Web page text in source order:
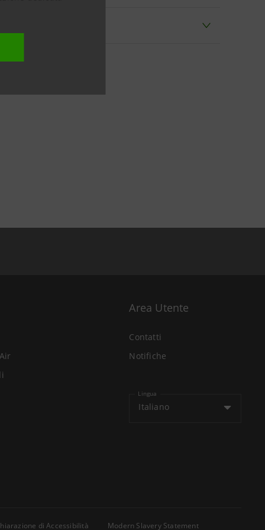
Area Utente
Contatti
Notifiche
Lingua
Italiano
di Accessibilità Modern Slavery Statement